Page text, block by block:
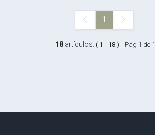
1
18artículos. ( 1 - 18 ) Pág 1 de 1